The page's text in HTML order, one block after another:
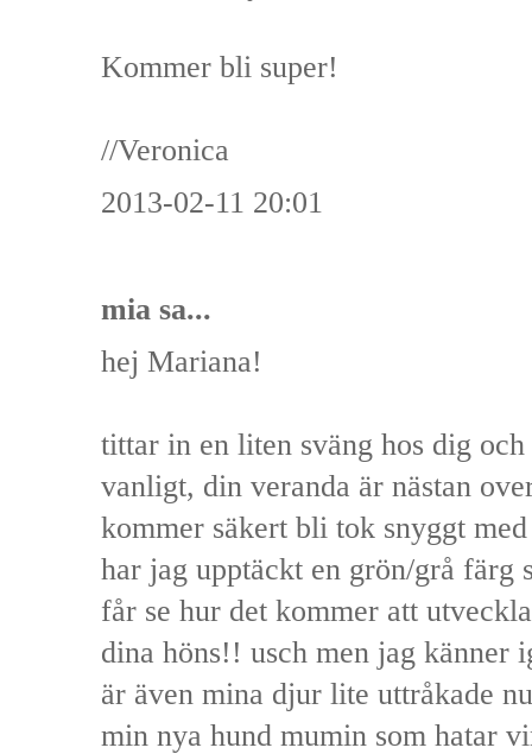
Kommer bli super!
//Veronica
2013-02-11 20:01
mia sa...
hej Mariana!
tittar in en liten sväng hos dig
vanligt, din veranda är nästan
kommer säkert bli tok snyggt
har jag upptäckt en grön/grå
får se hur det kommer att
dina höns!! usch men jag känner
är även mina djur lite uttråkade
min nya hund mumin som hatar